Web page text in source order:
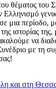
θέματος του
μια περίοδο,
ιστορίας
να
με τη
και στη